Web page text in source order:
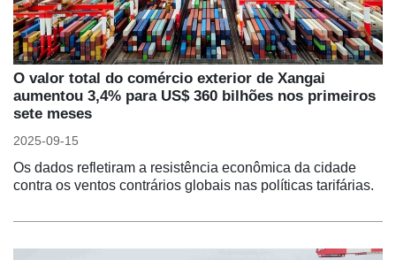
O valor total do comércio exterior de Xangai
aumentou 3,4% para US$ 360 bilhões nos primeiros
sete meses
2025-09-15
Os dados refletiram a resistência econômica da cidade
contra os ventos contrários globais nas políticas tarifárias.